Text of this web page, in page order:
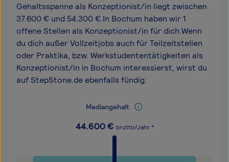
Gehaltsspanne als Konzeptionist/in liegt zwischen
37.600 € und 54.300 €.In Bochum haben wir 1
offene Stellen als Konzeptionist/in für dich.Wenn
du dich außer Vollzeitjobs auch für Teilzeitstellen
oder Praktika, bzw. Werkstudententätigkeiten als
Konzeptionist/in in Bochum interessierst, wirst du
auf StepStone.de ebenfalls fündig.
Mediangehalt
44.600€ brutto/Jahr *